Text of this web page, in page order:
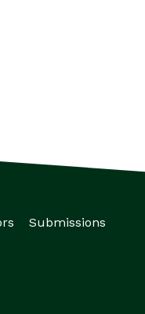
Submissions